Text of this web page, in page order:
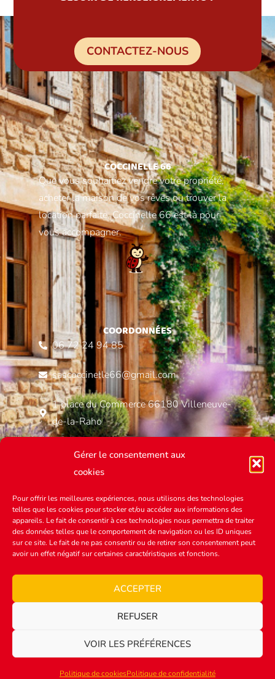
Gérer le consentement aux
cookies
Pour offrir les meilleures expériences, nous utilisons des technologies
telles que les cookies pour stocker et/ou accéder aux informations des
appareils. Le fait de consentir à ces technologies nous permettra de traiter
des données telles que le comportement de navigation ou les ID uniques
sur ce site. Le fait de ne pas consentir ou de retirer son consentement peut
avoir un effet négatif sur certaines caractéristiques et fonctions.
ACCEPTER
REFUSER
VOIR LES PRÉFÉRENCES
Politique de cookiesPolitique de confidentialité
CONTACTEZ-NOUS
COCCINELLE 66
Que vous souhaitiez vendre votre propriété,
acheter la maison de vos rêves ou trouver la
location parfaite, Coccinelle 66 est là pour
vous accompagner.
COORDONNÉES
06 72 24 94 85
sascoccinelle66@gmail.com
1 place du Commerce 66180 Villeneuve-
de-la-Raho
Annonces immobilières
À propos
Contact
Mentions légales.Politique de confidentialité.
Créé parl'agence lmweb.